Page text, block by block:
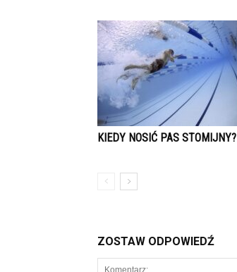
KIEDY NOSIĆ PAS STOMIJNY?
ZOSTAW ODPOWIEDŹ